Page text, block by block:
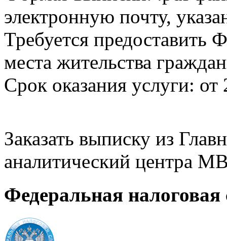
электронную почту,
Требуется
места жительства
Срок оказания услуги: от
Заказать выписку из
аналитический центра
Федеральная налоговая